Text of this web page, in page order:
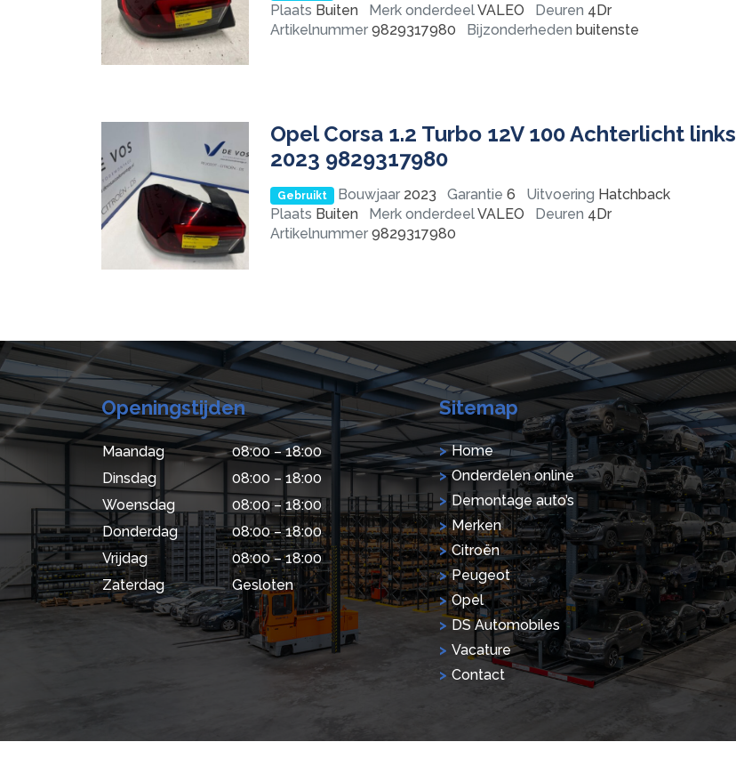
Plaats Buiten Merk onderdeelVALEO Deuren 4Dr
Artikelnummer 9829317980 Bijzonderheden buitenste
Opel Corsa 1.2 Turbo 12V 100 Achterlicht links
2023 9829317980
Gebruikt Bouwjaar2023 Garantie 6 Uitvoering Hatchback
Plaats Buiten Merk onderdeelVALEO Deuren 4Dr
Artikelnummer 9829317980
Openingstijden
Maandag
08:00 – 18:00
Dinsdag
08:00 – 18:00
Woensdag
08:00 – 18:00
Donderdag
08:00 – 18:00
Vrijdag
08:00 – 18:00
Zaterdag
Gesloten
Sitemap
Home
Onderdelen online
Demontage auto’s
Merken
Citroën
Peugeot
Opel
DS Automobiles
Vacature
Contact